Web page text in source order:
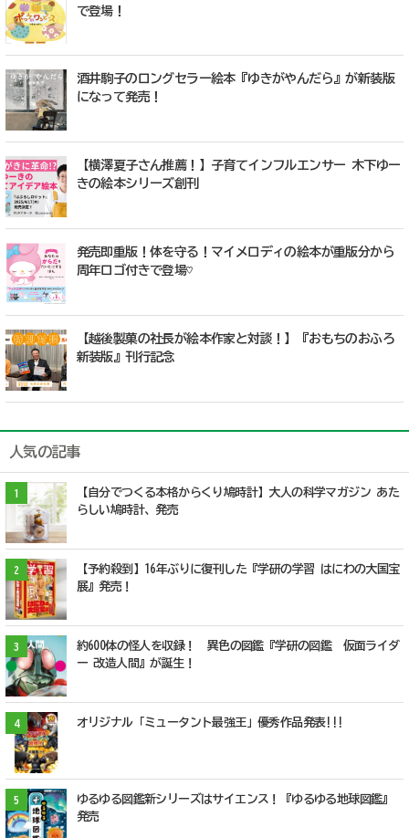
で登場！
酒井駒子のロングセラー絵本『ゆきがやんだら』が新装版
になって発売！
【横澤夏子さん推薦！】子育てインフルエンサー 木下ゆー
きの絵本シリーズ創刊
発売即重版！体を守る！マイメロディの絵本が重版分から
周年ロゴ付きで登場♡
【越後製菓の社長が絵本作家と対談！】『おもちのおふろ
新装版』刊行記念
人気の記事
1
【自分でつくる本格からくり鳩時計】大人の科学マガジン あた
らしい鳩時計、発売
2
【予約殺到】16年ぶりに復刊した『学研の学習 はにわの大国宝
展』発売！
3
約600体の怪人を収録！ 異色の図鑑『学研の図鑑 仮面ライダ
ー 改造人間』が誕生！
4 オリジナル「ミュータント最強王」優秀作品発表!!!
5
ゆるゆる図鑑新シリーズはサイエンス！『ゆるゆる地球図鑑』
発売